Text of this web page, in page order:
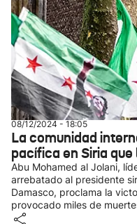
08/12/2024 - 18:05
La comunidad
pacífica en Siria
Abu Mohamed al Jolani,
arrebatado al presidente
Damasco, proclama la
provocado miles de